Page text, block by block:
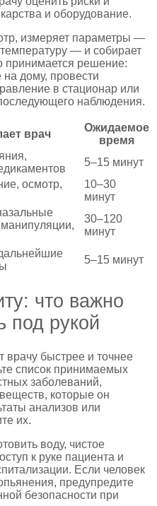
и оборудование.
измеряет параметры —
— и собирает
принимается решение:
на дому, провести
в стационар или
наблюдения.
врач
Ожидаемое
время
5–15 минут
осмотр,
10–30
минут
30–120
минут
5–15 минут
что важно
под рукой
врачу быстрее и точнее
список принимаемых
заболеваний,
которые он
анализов или
их.
воду, чистое
к руке пациента и
Если человек
предупредите
безопасности при